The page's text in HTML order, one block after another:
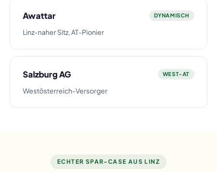
Awattar DYNAMISCH
Linz-naher Sitz, AT-Pionier
Salzburg AG WEST-AT
Westösterreich-Versorger
ECHTER SPAR-CASE AUS LINZ